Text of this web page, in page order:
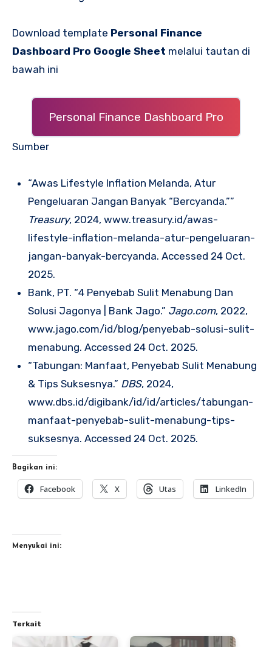
Download template Personal Finance
Dashboard Pro Google Sheet melalui tautan di
bawah ini
Personal Finance Dashboard Pro
Sumber
“Awas Lifestyle Inflation Melanda, Atur
Pengeluaran Jangan Banyak “Bercyanda.””
Treasury, 2024, www.treasury.id/awas-
lifestyle-inflation-melanda-atur-pengeluaran-
jangan-banyak-bercyanda. Accessed 24 Oct.
2025.
Bank, PT. “4 Penyebab Sulit Menabung Dan
Solusi Jagonya | Bank Jago.” Jago.com, 2022,
www.jago.com/id/blog/penyebab-solusi-sulit-
menabung. Accessed 24 Oct. 2025.
“Tabungan: Manfaat, Penyebab Sulit Menabung
& Tips Suksesnya.” DBS, 2024,
www.dbs.id/digibank/id/id/articles/tabungan-
manfaat-penyebab-sulit-menabung-tips-
suksesnya. Accessed 24 Oct. 2025.
Bagikan ini:
Facebook X Utas LinkedIn
Menyukai ini:
Terkait